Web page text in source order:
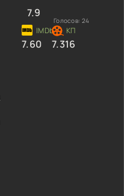
7.9
Голосов: 24
7.60 7.316